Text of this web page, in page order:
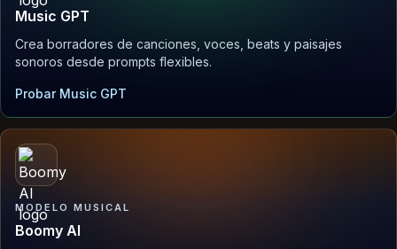
Music GPT
Crea borradores de canciones, voces, beats y paisajes
sonoros desde prompts flexibles.
Probar Music GPT
MODELO MUSICAL
Boomy AI